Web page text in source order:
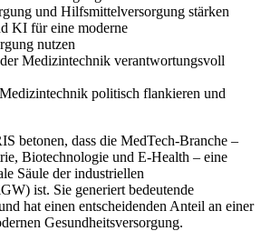
und Hilfsmittelversorgung stärken
KI für eine moderne
nutzen
Medizintechnik verantwortungsvoll
politisch flankieren und
betonen, dass die MedTech-Branche –
Biotechnologie und E-Health – eine
Säule der industriellen
ist. Sie generiert bedeutende
hat einen entscheidenden Anteil an einer
Gesundheitsversorgung.